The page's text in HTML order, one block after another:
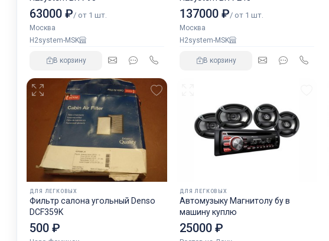
63000 ₽/ от 1 шт.
Москва
H2system-MSK
В корзину
137000 ₽/ от 1 шт.
Москва
H2system-MSK
В корзину
ДЛЯ ЛЕГКОВЫХ
Фильтр салона угольный Denso
DCF359K
500 ₽
ДЛЯ ЛЕГКОВЫХ
Автомузыку Магнитолу бу в
машину куплю
25000 ₽